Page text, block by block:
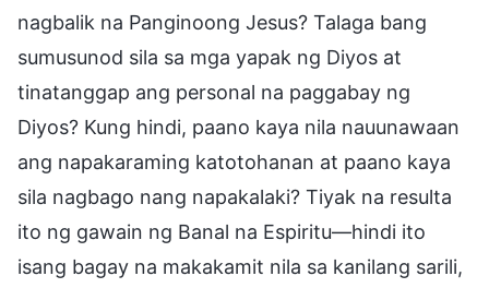
nagbalik na Panginoong Jesus? Talaga bang
sumusunod sila sa mga yapak ng Diyos at
tinatanggap ang personal na paggabay ng
Diyos? Kung hindi, paano kaya nila nauunawaan
ang napakaraming katotohanan at paano kaya
sila nagbago nang napakalaki? Tiyak na resulta
ito ng gawain ng Banal na Espiritu—hindi ito
isang bagay na makakamit nila sa kanilang sarili,